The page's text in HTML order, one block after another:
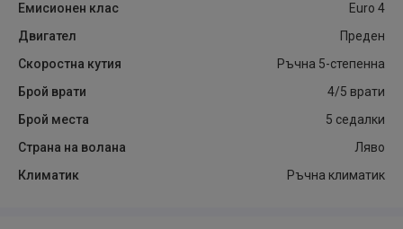
Емисионен клас
Euro 4
Двигател
Преден
Скоростна кутия
Ръчна 5-степенна
Брой врати
4/5 врати
Брой места
5 седалки
Страна на волана
Ляво
Климатик
Ръчна климатик